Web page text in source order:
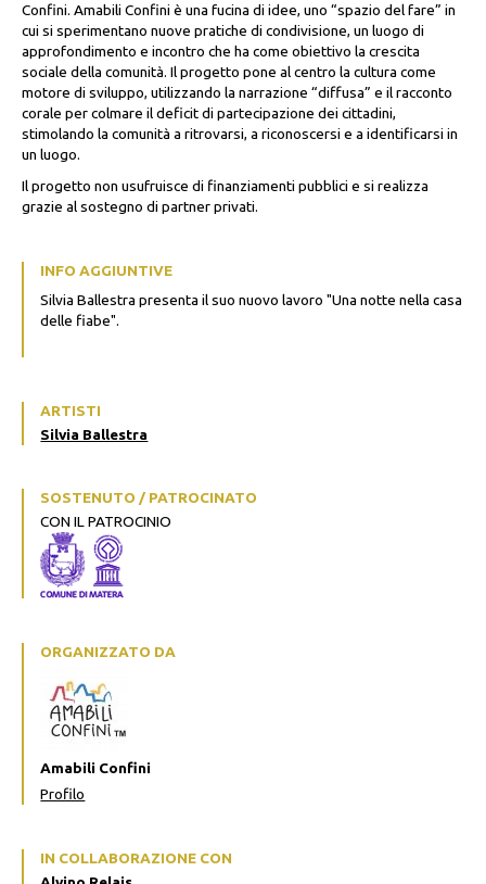
Confini. Amabili Confini è una fucina di idee, uno “spazio del fare” in
cui si sperimentano nuove pratiche di condivisione, un luogo di
approfondimento e incontro che ha come obiettivo la crescita
sociale della comunità. Il progetto pone al centro la cultura come
motore di sviluppo, utilizzando la narrazione “diffusa” e il racconto
corale per colmare il deficit di partecipazione dei cittadini,
stimolando la comunità a ritrovarsi, a riconoscersi e a identificarsi in
un luogo.
Il progetto non usufruisce di finanziamenti pubblici e si realizza
grazie al sostegno di partner privati.
INFO AGGIUNTIVE
Silvia Ballestra presenta il suo nuovo lavoro "Una notte nella casa
delle fiabe".
ARTISTI
Silvia Ballestra
SOSTENUTO / PATROCINATO
CON IL PATROCINIO
ORGANIZZATO DA
Amabili Confini
Profilo
IN COLLABORAZIONE CON